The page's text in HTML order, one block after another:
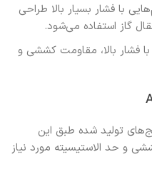
با فشار بسیار بالا طراحی
گاز استفاده می‌شود.
فشار بالا، مقاومت کششی و
تولید شده طبق این
و حد الاستیسیته مورد نیاز